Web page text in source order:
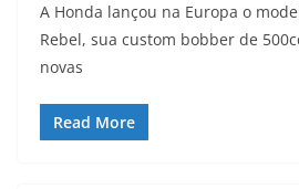
A Honda lançou na Europa o
Rebel, sua custom bobber de
novas
Read More